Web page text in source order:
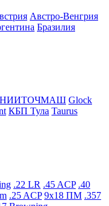
Австро-Венгрия
Бразилия
Glock
КБП Тула Taurus
.22 LR .45 ACP .40
.25 ACP 9x18 ПМ .357